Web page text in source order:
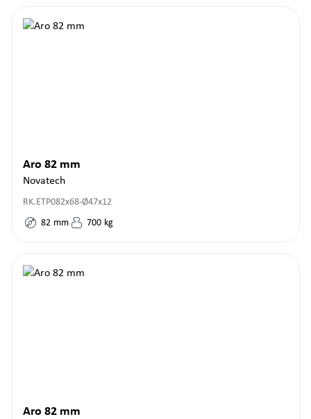
Aro 82 mm
Novatech
RK.ETP082x68-Ø47x12
82 mm 700 kg
Aro 82 mm